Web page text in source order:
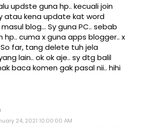
updste guna hp.. kecuali join
atau kena update kat word
blog... Sy guna PC.. sebab
hp.. cuma x guna apps blogger.. x
far, tang delete tuh jela
lain.. ok ok aje.. sy dtg balil
baca komen gak pasal nii.. hihi
24, 2021 10:00:00 AM